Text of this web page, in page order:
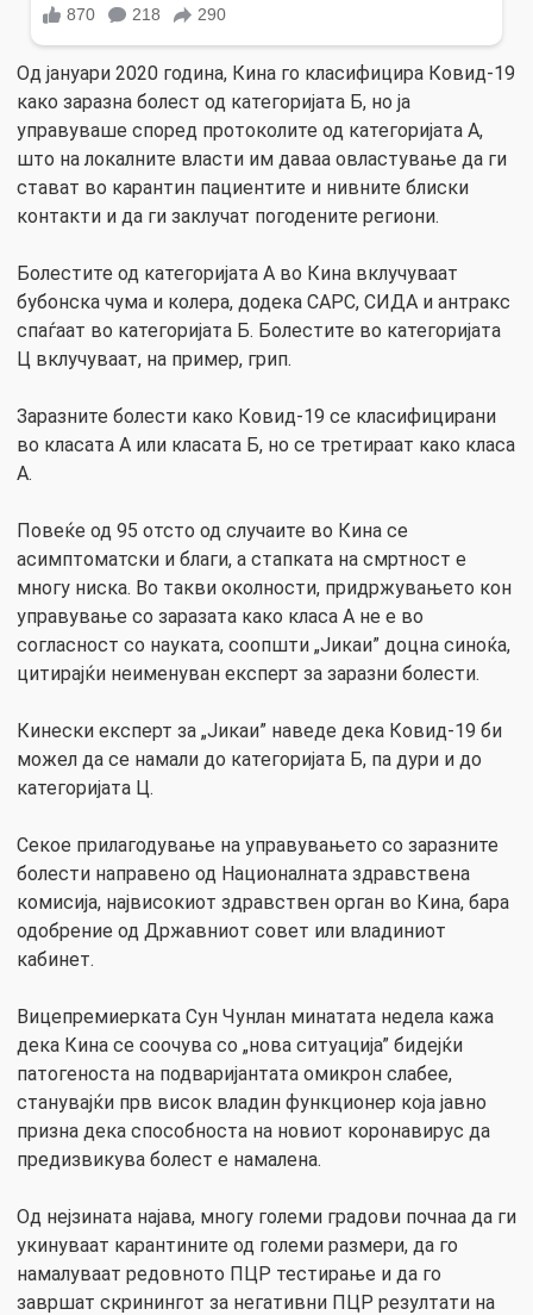
Од јануари 2020 година, Кина го класифицира Ковид-19
како заразна болест од категоријата Б, но ја
управуваше според протоколите од категоријата А,
што на локалните власти им даваа овластување да ги
стават во карантин пациентите и нивните блиски
контакти и да ги заклучат погодените региони.
Болестите од категоријата А во Кина вклучуваат
бубонска чума и колера, додека САРС, СИДА и антракс
спаѓаат во категоријата Б. Болестите во категоријата
Ц вклучуваат, на пример, грип.
Заразните болести како Ковид-19 се класифицирани
во класата А или класата Б, но се третираат како класа
А.
Повеќе од 95 отсто од случаите во Кина се
асимптоматски и благи, а стапката на смртност е
многу ниска. Во такви околности, придржувањето кон
управување со заразата како класа А не е во
согласност со науката, соопшти „Јикаи” доцна синоќа,
цитирајќи неименуван експерт за заразни болести.
Кинески експерт за „Јикаи” наведе дека Ковид-19 би
можел да се намали до категоријата Б, па дури и до
категоријата Ц.
Секое прилагодување на управувањето со заразните
болести направено од Националната здравствена
комисија, највисокиот здравствен орган во Кина, бара
одобрение од Државниот совет или владиниот
кабинет.
Вицепремиерката Сун Чунлан минатата недела кажа
дека Кина се соочува со „нова ситуација” бидејќи
патогеноста на подваријантата омикрон слабее,
станувајќи прв висок владин функционер која јавно
призна дека способноста на новиот коронавирус да
предизвикува болест е намалена.
Од нејзината најава, многу големи градови почнаа да ги
укинуваат карантините од големи размери, да го
намалуваат редовното ПЦР тестирање и да го
завршат скринингот за негативни ПЦР резултати на